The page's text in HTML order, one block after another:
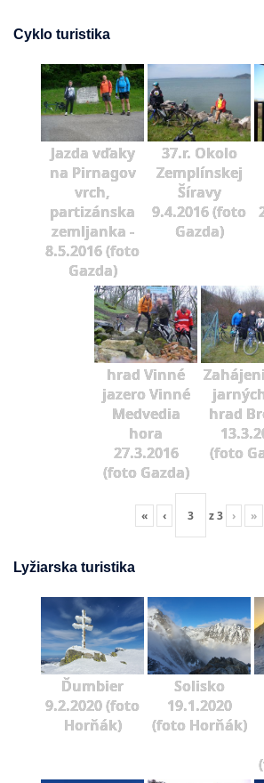
Cyklo turistika
Jazda vďaky
na Pirnagov
vrch,
partizánska
zemljanka -
8.5.2016 (foto
Gazda)
37.r. Okolo
Zemplínskej
Šíravy
9.4.2016 (foto
Gazda)
hrad Vinné
jazero Vinné
Medvedia
hora
27.3.2016
(foto Gazda)
hrad
(foto
« ‹ z3 › »
Lyžiarska turistika
Ďumbier
9.2.2020 (foto
Horňák)
Solisko
19.1.2020
(foto Horňák)